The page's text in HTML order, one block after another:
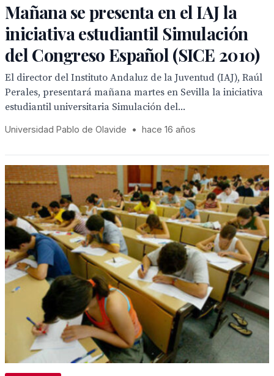
Mañana se presenta en el IAJ la
iniciativa estudiantil Simulación
del Congreso Español (SICE 2010)
El director del Instituto Andaluz de la Juventud (IAJ), Raúl
Perales, presentará mañana martes en Sevilla la iniciativa
estudiantil universitaria Simulación del...
Universidad Pablo de Olavide • hace 16 años